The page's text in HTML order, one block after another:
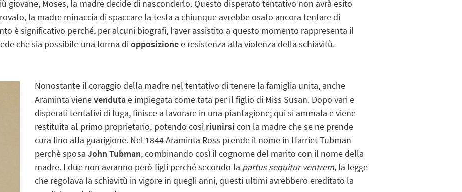
giovane, Moses, la madre decide di nasconderlo. Questo disperato tentativo non avrà esito
la madre minaccia di spaccare la testa a chiunque avrebbe osato ancora tentare di
è significativo perché, per alcuni biografi, l’aver assistito a questo momento rappresenta il
che sia possibile una forma diopposizionee resistenza alla violenza della schiavitù.
Nonostante il coraggio della madre nel tentativo di tenere la famiglia unita, anche
Araminta vienevendutae impiegata come tata per il figlio di Miss Susan. Dopo vari e
disperati tentativi di fuga, finisce a lavorare in una piantagione; qui si ammala e viene
restituita al primo proprietario, potendo così riunirsi con la madre che se ne prende
cura fino alla guarigione. Nel 1844 Araminta Ross prende il nome in Harriet Tubman
perchè sposaJohn Tubman, combinando così il cognome del marito con il nome della
madre. I due non avranno però figli perché secondo la partus sequitur ventrem, la legge
che regolava la schiavitù in vigore in quegli anni, questi ultimi avrebbero ereditato la